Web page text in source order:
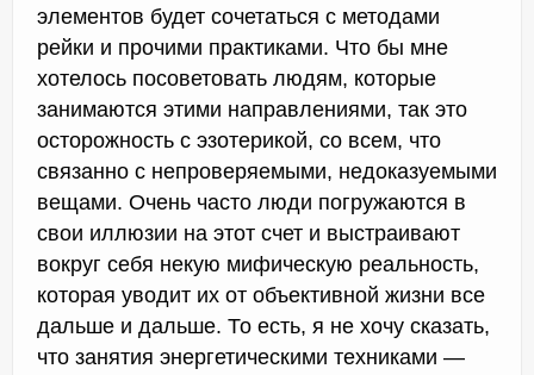
элементов будет сочетаться с методами
рейки и прочими практиками. Что бы мне
хотелось посоветовать людям, которые
занимаются этими направлениями, так это
осторожность с эзотерикой, со всем, что
связанно с непроверяемыми, недоказуемыми
вещами. Очень часто люди погружаются в
свои иллюзии на этот счет и выстраивают
вокруг себя некую мифическую реальность,
которая уводит их от объективной жизни все
дальше и дальше. То есть, я не хочу сказать,
что занятия энергетическими техниками —